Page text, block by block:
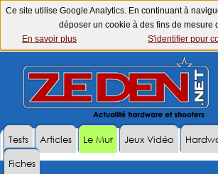
Ce site utilise Google Analytics. En continuant à
déposer un cookie à des fins de mesure
En savoir plus
S'identifier pour
Tests Articles Le Mur Jeux Vidéo
Fiches